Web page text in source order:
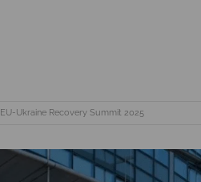
EU-Ukraine Recovery Summit 2025